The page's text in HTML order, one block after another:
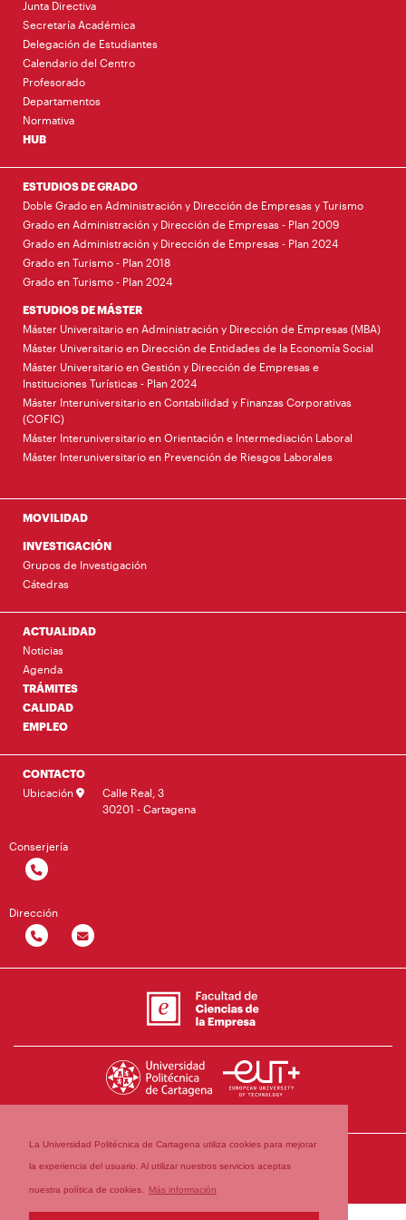
La Universidad Politécnica de Cartagena utiliza cookies para mejorar
la experiencia del usuario. Al utilizar nuestros servicios aceptas
nuestra política de cookies. Más información
Junta Directiva
Secretaría Académica
Delegación de Estudiantes
Calendario del Centro
Profesorado
Departamentos
Normativa
HUB
ESTUDIOS DE GRADO
Doble Grado en Administración y Dirección de Empresas y Turismo
Grado en Administración y Dirección de Empresas - Plan 2009
Grado en Administración y Dirección de Empresas - Plan 2024
Grado en Turismo - Plan 2018
Grado en Turismo - Plan 2024
ESTUDIOS DE MÁSTER
Máster Universitario en Administración y Dirección de Empresas (MBA)
Máster Universitario en Dirección de Entidades de la Economía Social
Máster Universitario en Gestión y Dirección de Empresas e
Instituciones Turísticas - Plan 2024
Máster Interuniversitario en Contabilidad y Finanzas Corporativas
(COFIC)
Máster Interuniversitario en Orientación e Intermediación Laboral
Máster Interuniversitario en Prevención de Riesgos Laborales
MOVILIDAD
INVESTIGACIÓN
Grupos de Investigación
Cátedras
ACTUALIDAD
Noticias
Agenda
TRÁMITES
CALIDAD
EMPLEO
CONTACTO
Ubicación
Calle Real, 3
30201 - Cartagena
Conserjería
Dirección